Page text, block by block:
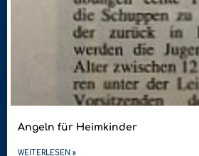
Angeln für Heimkinder
WEITERLESEN »